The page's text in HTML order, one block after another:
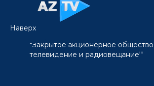
"Закрытое акционерное
телевидение и радиовещание'"
Наверх